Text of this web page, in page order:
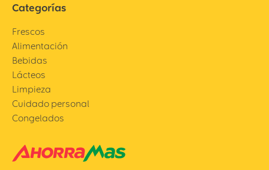
Categorías
Frescos
Alimentación
Bebidas
Lácteos
Limpieza
Cuidado personal
Congelados